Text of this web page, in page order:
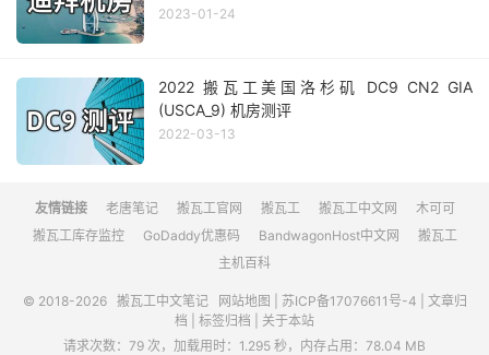
2023-01-24
2022 搬瓦工美国洛杉矶 DC9 CN2 GIA
(USCA_9) 机房测评
2022-03-13
友情链接 老唐笔记 搬瓦工官网 搬瓦工 搬瓦工中文网
木可可
搬瓦工库存监控
GoDaddy优惠码 BandwagonHost中文网
搬瓦工
主机百科
© 2018-2026 搬瓦工中文笔记 网站地图 苏ICP备17076611号-4
文章归
档
标签归档
关于本站
请求次数：79 次，加载用时：1.295 秒，内存占用：78.04 MB